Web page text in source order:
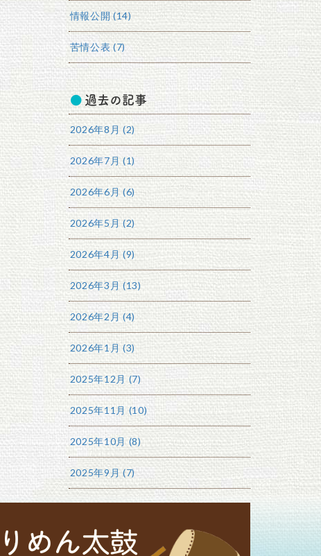
情報公開 (14)
苦情公表 (7)
過去の記事
2026年8月 (2)
2026年7月 (1)
2026年6月 (6)
2026年5月 (2)
2026年4月 (9)
2026年3月 (13)
2026年2月 (4)
2026年1月 (3)
2025年12月 (7)
2025年11月 (10)
2025年10月 (8)
2025年9月 (7)